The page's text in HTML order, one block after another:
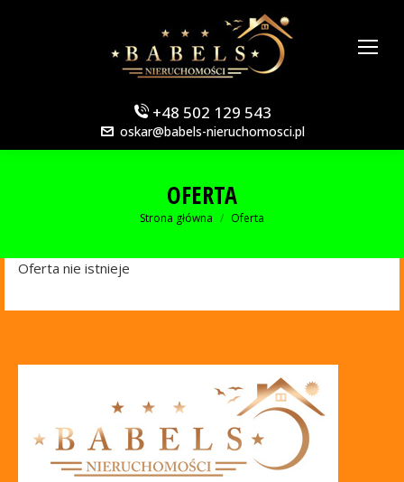
+48 502 129 543
oskar@babels-nieruchomosci.pl
OFERTA
Jesteś tutaj:
Strona główna Oferta
Oferta nie istnieje